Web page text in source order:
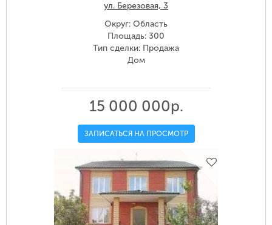
ул. Березовая, 3
Округ: Область
Площадь: 300
Тип сделки: Продажа
Дом
15 000 000р.
ЗАПИСАТЬСЯ НА ПРОСМОТР